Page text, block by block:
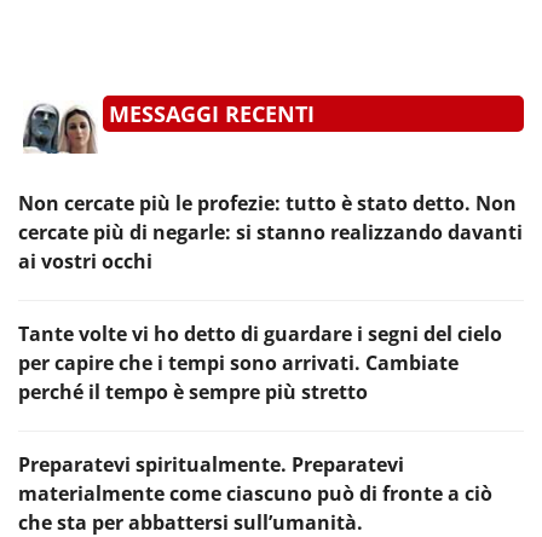
MESSAGGI RECENTI
Non cercate più le profezie: tutto è stato detto. Non
cercate più di negarle: si stanno realizzando davanti
ai vostri occhi
Tante volte vi ho detto di guardare i segni del cielo
per capire che i tempi sono arrivati. Cambiate
perché il tempo è sempre più stretto
Preparatevi spiritualmente. Preparatevi
materialmente come ciascuno può di fronte a ciò
che sta per abbattersi sull’umanità.